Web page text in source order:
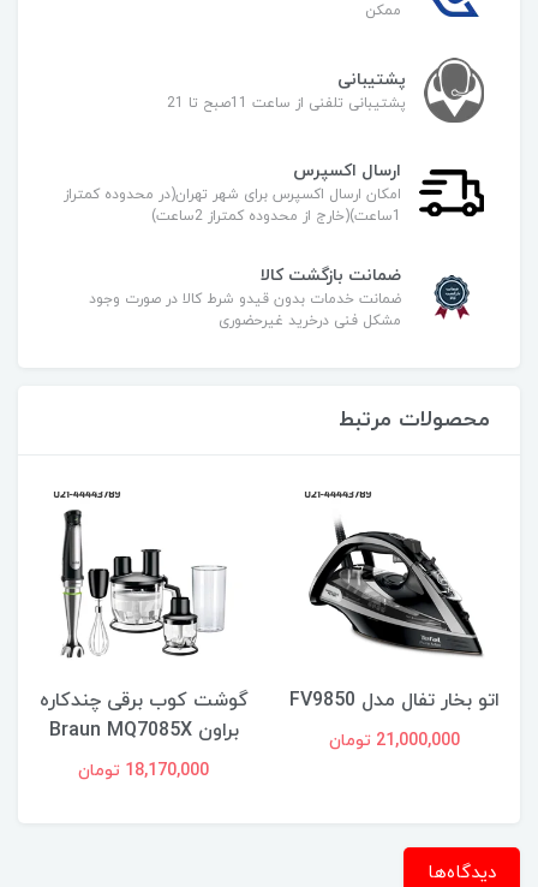
ممکن
پشتیبانی
پشتیبانی تلفنی از ساعت 11صبح تا 21
ارسال اکسپرس
امکان ارسال اکسپرس برای شهر تهران(در محدوده کمتراز
1ساعت)(خارج از محدوده کمتراز 2ساعت)
ضمانت بازگشت کالا
ضمانت خدمات بدون قیدو شرط کالا در صورت وجود
مشکل فنی درخرید غیرحضوری
محصولات مرتبط
اتو بخار تفال مدل FV9850
21,000,000 تومان
گوشت کوب برقی چندکاره
براون Braun MQ7085X
18,170,000 تومان
دیدگاه‌ها